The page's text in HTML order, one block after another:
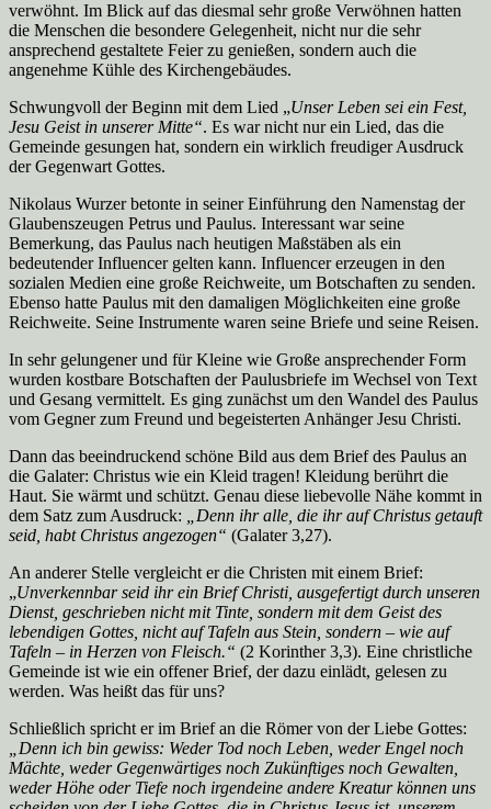
verwöhnt. Im Blick auf das diesmal sehr große Verwöhnen hatten
die Menschen die besondere Gelegenheit, nicht nur die sehr
ansprechend gestaltete Feier zu genießen, sondern auch die
angenehme Kühle des Kirchengebäudes.
Schwungvoll der Beginn mit dem Lied „Unser Leben sei ein Fest,
Jesu Geist in unserer Mitte“. Es war nicht nur ein Lied, das die
Gemeinde gesungen hat, sondern ein wirklich freudiger Ausdruck
der Gegenwart Gottes.
Nikolaus Wurzer betonte in seiner Einführung den Namenstag der
Glaubenszeugen Petrus und Paulus. Interessant war seine
Bemerkung, das Paulus nach heutigen Maßstäben als ein
bedeutender Influencer gelten kann. Influencer erzeugen in den
sozialen Medien eine große Reichweite, um Botschaften zu senden.
Ebenso hatte Paulus mit den damaligen Möglichkeiten eine große
Reichweite. Seine Instrumente waren seine Briefe und seine Reisen.
In sehr gelungener und für Kleine wie Große ansprechender Form
wurden kostbare Botschaften der Paulusbriefe im Wechsel von Text
und Gesang vermittelt. Es ging zunächst um den Wandel des Paulus
vom Gegner zum Freund und begeisterten Anhänger Jesu Christi.
Dann das beeindruckend schöne Bild aus dem Brief des Paulus an
die Galater: Christus wie ein Kleid tragen! Kleidung berührt die
Haut. Sie wärmt und schützt. Genau diese liebevolle Nähe kommt in
dem Satz zum Ausdruck:
„Denn ihr alle, die ihr auf Christus getauft
seid, habt Christus angezogen“ (Galater 3,27).
An anderer Stelle vergleicht er die Christen mit einem Brief:
„Unverkennbar seid ihr ein Brief Christi, ausgefertigt durch unseren
Dienst, geschrieben nicht mit Tinte, sondern mit dem Geist des
lebendigen Gottes, nicht auf Tafeln aus Stein, sondern – wie auf
Tafeln – in Herzen von Fleisch.“ (2 Korinther 3,3). Eine christliche
Gemeinde ist wie ein offener Brief, der dazu einlädt, gelesen zu
werden. Was heißt das für uns?
Schließlich spricht er im Brief an die Römer von der Liebe Gottes:
Denn ich bin gewiss: Weder Tod noch Leben, weder Engel noch
Mächte, weder Gegenwärtiges noch Zukünftiges noch Gewalten,
weder Höhe oder Tiefe noch irgendeine andere Kreatur können uns